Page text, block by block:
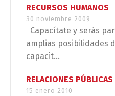
RECURSOS HUMANOS
30 noviembre 2009
Capacítate y serás
amplias posibilidades
capacit...
RELACIONES PÚBLICAS
15 enero 2010